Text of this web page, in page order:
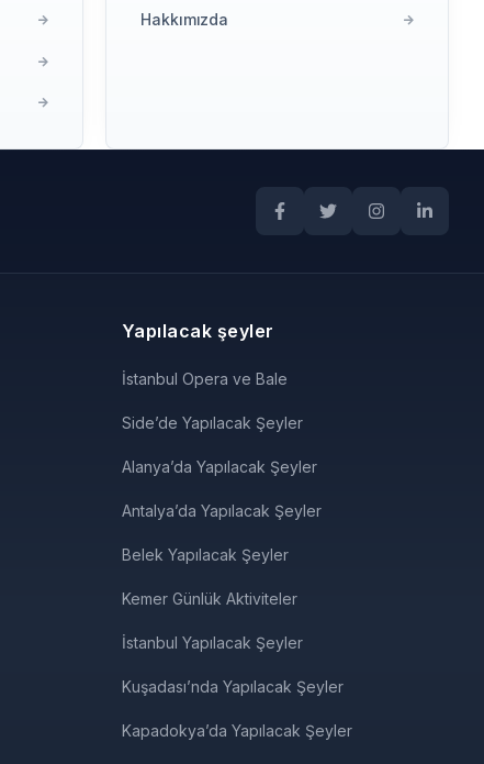
Hakkımızda
Yapılacak şeyler
İstanbul Opera ve Bale
Side’de Yapılacak Şeyler
Alanya’da Yapılacak Şeyler
Antalya’da Yapılacak Şeyler
Belek Yapılacak Şeyler
Kemer Günlük Aktiviteler
İstanbul Yapılacak Şeyler
Kuşadası’nda Yapılacak Şeyler
Kapadokya’da Yapılacak Şeyler